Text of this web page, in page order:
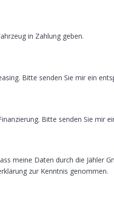
in Zahlung geben.
Bitte senden Sie mir ein
Bitte senden Sie mir
meine Daten durch die Jähler
zur Kenntnis genommen.